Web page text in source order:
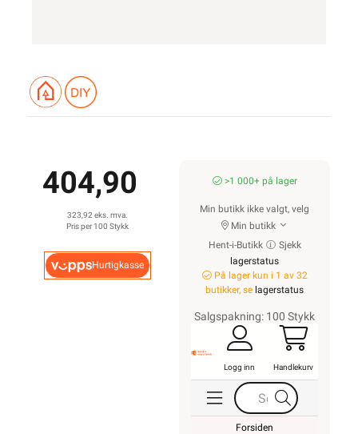
404,90
323,92 eks. mva.
Pris per 100 Stykk
Hurtigkasse
>1 000+ på lager
Min butikk ikke valgt, velg
Min butikk
Hent-i-Butikk
Sjekk
lagerstatus
På lager kun i 1 av 32
butikker, se lagerstatus
Salgspakning: 100 Stykk
Logg inn Handlekurv
Forsiden